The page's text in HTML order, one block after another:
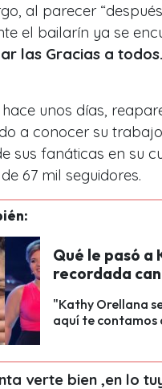
al parecer
el bailarín ya se
las Gracias a
hace unos días,
a conocer su
sus fanáticas en su
67 mil seguidores.
Qué le pasó a
recordada
"Kathy Orellana
aquí te contamos
verte bien ,en lo